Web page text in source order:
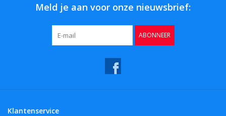
Meld je aan voor onze nieuwsbrief:
ABONNEER
Klantenservice